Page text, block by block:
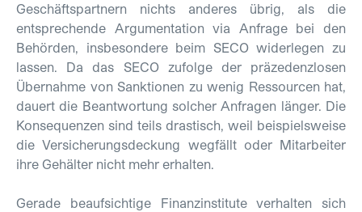
Geschäftspartnern nichts anderes übrig, als die
entsprechende Argumentation via Anfrage bei den
Behörden, insbesondere beim SECO widerlegen zu
lassen. Da das SECO zufolge der präzedenzlosen
Übernahme von Sanktionen zu wenig Ressourcen hat,
dauert die Beantwortung solcher Anfragen länger. Die
Konsequenzen sind teils drastisch, weil beispielsweise
die Versicherungsdeckung wegfällt oder Mitarbeiter
ihre Gehälter nicht mehr erhalten.
Gerade beaufsichtige Finanzinstitute verhalten sich